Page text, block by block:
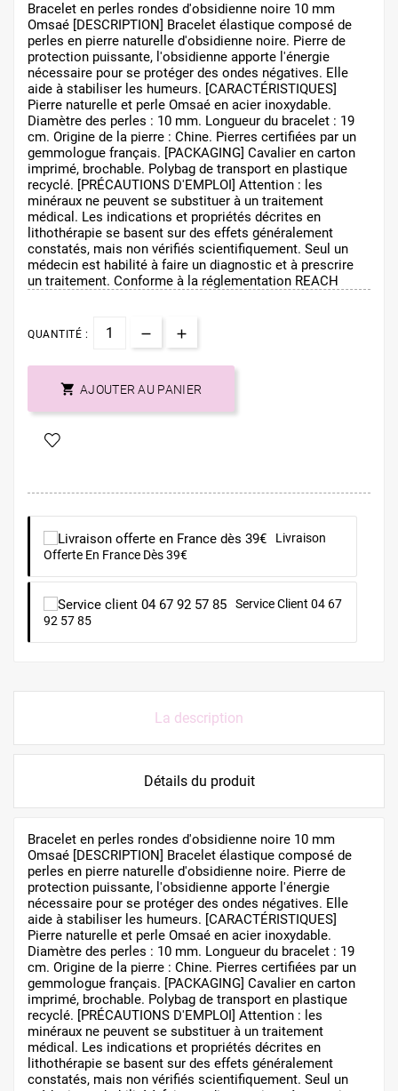
Bracelet en perles rondes d'obsidienne noire 10 mm
Omsaé [DESCRIPTION] Bracelet élastique composé de
perles en pierre naturelle d'obsidienne noire. Pierre de
protection puissante, l'obsidienne apporte l'énergie
nécessaire pour se protéger des ondes négatives. Elle
aide à stabiliser les humeurs. [CARACTÉRISTIQUES]
Pierre naturelle et perle Omsaé en acier inoxydable.
Diamètre des perles : 10 mm. Longueur du bracelet : 19
cm. Origine de la pierre : Chine. Pierres certifiées par un
gemmologue français. [PACKAGING] Cavalier en carton
imprimé, brochable. Polybag de transport en plastique
recyclé. [PRÉCAUTIONS D'EMPLOI] Attention : les
minéraux ne peuvent se substituer à un traitement
médical. Les indications et propriétés décrites en
lithothérapie se basent sur des effets généralement
constatés, mais non vérifiés scientifiquement. Seul un
médecin est habilité à faire un diagnostic et à prescrire
un traitement. Conforme à la réglementation REACH
QUANTITÉ :
 AJOUTER AU PANIER
Livraison
Offerte En France Dès 39€
Service Client 04 67
92 57 85
La description
Détails du produit
Bracelet en perles rondes d'obsidienne noire 10 mm
Omsaé [DESCRIPTION] Bracelet élastique composé de
perles en pierre naturelle d'obsidienne noire. Pierre de
protection puissante, l'obsidienne apporte l'énergie
nécessaire pour se protéger des ondes négatives. Elle
aide à stabiliser les humeurs. [CARACTÉRISTIQUES]
Pierre naturelle et perle Omsaé en acier inoxydable.
Diamètre des perles : 10 mm. Longueur du bracelet : 19
cm. Origine de la pierre : Chine. Pierres certifiées par un
gemmologue français. [PACKAGING] Cavalier en carton
imprimé, brochable. Polybag de transport en plastique
recyclé. [PRÉCAUTIONS D'EMPLOI] Attention : les
minéraux ne peuvent se substituer à un traitement
médical. Les indications et propriétés décrites en
lithothérapie se basent sur des effets généralement
constatés, mais non vérifiés scientifiquement. Seul un